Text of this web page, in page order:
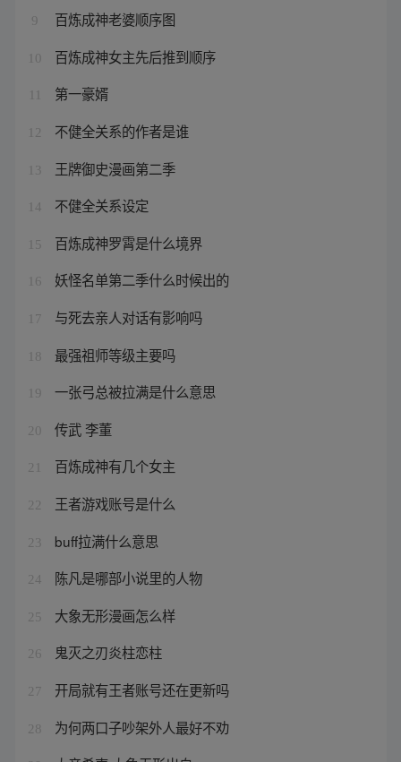
9 百炼成神老婆顺序图
10 百炼成神女主先后推到顺序
第一豪婿
12 不健全关系的作者是谁
13 王牌御史漫画第二季
14 不健全关系设定
15 百炼成神罗霄是什么境界
16 妖怪名单第二季什么时候出的
17 与死去亲人对话有影响吗
18 最强祖师等级主要吗
19 一张弓总被拉满是什么意思
20 传武 李董
21 百炼成神有几个女主
22 王者游戏账号是什么
23 buff拉满什么意思
24 陈凡是哪部小说里的人物
25 大象无形漫画怎么样
26 鬼灭之刃炎柱恋柱
27 开局就有王者账号还在更新吗
28 为何两口子吵架外人最好不劝